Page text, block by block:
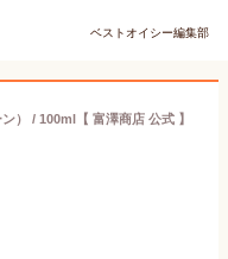
ベストオイシー編集部
） / 100ml【 富澤商店 公式 】